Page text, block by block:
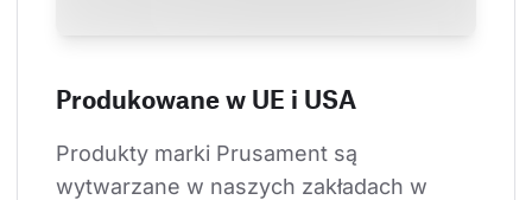
Produkowane w UE i USA
Produkty marki Prusament są
wytwarzane w naszych zakładach w